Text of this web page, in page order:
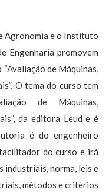
Agronomia e o Instituto
Engenharia promovem
de Máquinas,
O tema do curso tem
de Máquinas,
da editora Leud e é
é do engenheiro
do curso e irá
industriais, norma, leis e
métodos e critérios